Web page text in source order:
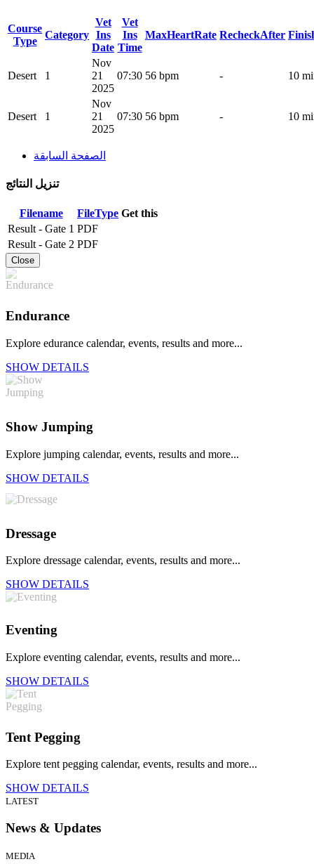
Course
Type
Category
Vet
Ins
Date
Vet
Ins
Time
MaxHeartRate RecheckAfter
Desert 1
Nov
21
2025
07:30 56 bpm - 10
Desert 1
Nov
21
2025
07:30 56 bpm - 10
الصفحة السابقة
تنزيل النتائج
Filename FileType Get this
Result - Gate 1 PDF
Result - Gate 2 PDF
Close
Endurance
Explore edurance calendar, events, results and more...
SHOW DETAILS
Show Jumping
Explore jumping calendar, events, results and more...
SHOW DETAILS
Dressage
Explore dressage calendar, events, results and more...
SHOW DETAILS
Eventing
Explore eventing calendar, events, results and more...
SHOW DETAILS
Tent Pegging
Explore tent pegging calendar, events, results and more...
SHOW DETAILS
LATEST
News & Updates
MEDIA